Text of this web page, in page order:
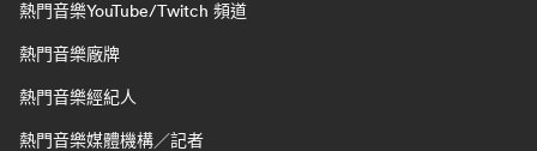
熱門音樂YouTube/Twitch 頻道
熱門音樂廠牌
熱門音樂經紀人
熱門音樂媒體機構／記者